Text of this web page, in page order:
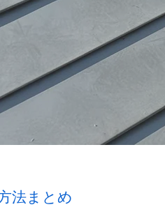
法まとめ